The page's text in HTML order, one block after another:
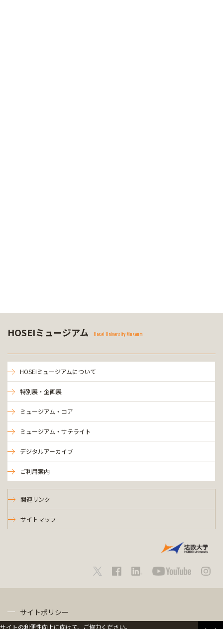
HOSEIミュージアム Hosei University Museum
HOSEIミュージアムについて
特別展・企画展
ミュージアム・コア
ミュージアム・サテライト
デジタルアーカイブ
ご利用案内
関連リンク
サイトマップ
サイトポリシー
サイトの利便性向上に向けて、ご協力ください。